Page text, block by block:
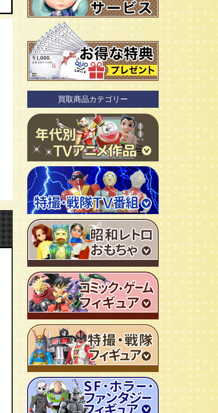
買取商品カテゴリー
ＴＶアニメ作品 1960年代
ＴＶアニメ作品 1970年代
ＴＶアニメ作品 1980年代
特撮・戦隊 TV番組 1960年代
超合金・DX超合金
ソフビ
広告ノベルティグッズ
ジャンボマシンダー
キャラクター消しゴム
ビックリマンシール
ダイアクロン
変身サイボーグ
ワンピース/ONE PIECE
聖闘士聖矢
キン肉マン
ドラゴンボール
仮面ライダー